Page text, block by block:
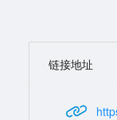
链接地址